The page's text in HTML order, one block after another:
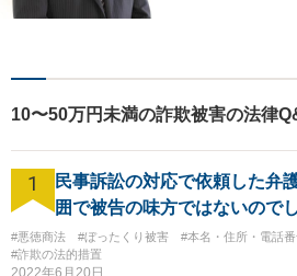
いいのか分からな
方も、まずはお気
ください。
10〜50万円未満の詐欺被害の法律
1
民事訴訟の対応で依頼した弁
囲で被告の味方ではないので
#悪徳商法 #ぼったくり被害 #本名・住所・電話
#詐欺の法的措置
2022年6月20日